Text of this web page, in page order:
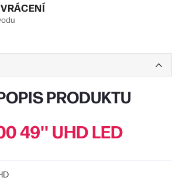
PRODUKTU
49'' UHD LED